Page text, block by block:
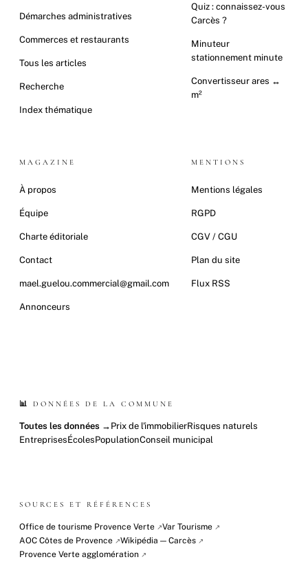
Démarches administratives
Commerces et restaurants
Tous les articles
Recherche
Index thématique
Quiz : connaissez-vous
Carcès ?
Minuteur
stationnement minute
Convertisseur ares ↔
m²
MAGAZINE
À propos
Équipe
Charte éditoriale
Contact
mael.guelou.commercial@gmail.com
Annonceurs
MENTIONS
Mentions légales
RGPD
CGV / CGU
Plan du site
Flux RSS
📊 DONNÉES DE LA COMMUNE
Toutes les données → Prix de l'immobilierRisques naturels
EntreprisesÉcolesPopulationConseil municipal
SOURCES ET RÉFÉRENCES
Office de tourisme Provence Verte ↗Var Tourisme ↗
AOC Côtes de Provence ↗Wikipédia — Carcès ↗
Provence Verte agglomération ↗